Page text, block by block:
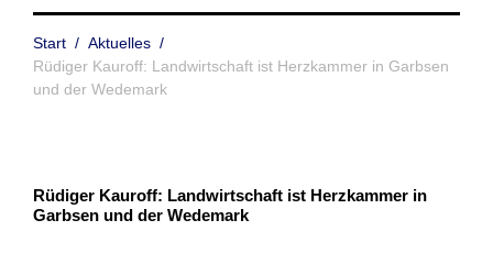
Start / Aktuelles /
Rüdiger Kauroff: Landwirtschaft ist Herzkammer in Garbsen
und der Wedemark
Rüdiger Kauroff: Landwirtschaft ist Herzkammer in
Garbsen und der Wedemark